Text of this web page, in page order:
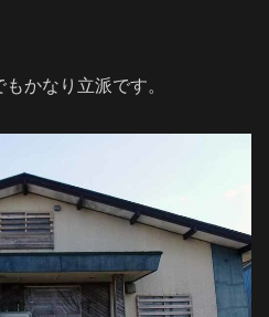
かなり立派です。